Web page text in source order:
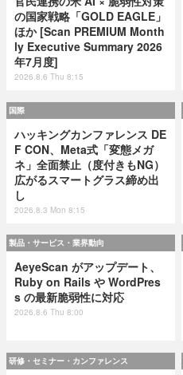
の国家戦略「GOLD EAGLE」
ほか [Scan PREMIUM Month
ly Executive Summary 2026
年7月度]
2026.8.6 Thu 8:15
国際
ハッキングカンファレンス DE
F CON、Meta式「変態メガ
ネ」全面禁止（度付きもNG）
広がるスマートグラス締め出
し
2026.8.3 Mon 8:15
製品・サービス・業界動向
AeyeScan がアップデート、
Ruby on Rails や WordPres
s の最新脆弱性に対応
2026.8.6 Thu 8:00
研修・セミナー・カンファレンス